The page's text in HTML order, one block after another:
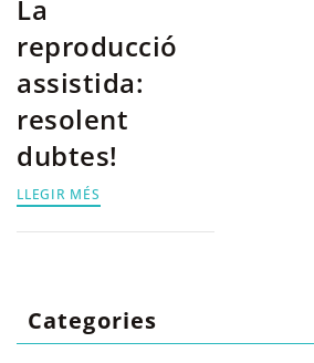
Categories
La
reproducció
assistida:
resolent
dubtes!
LLEGIR MÉS